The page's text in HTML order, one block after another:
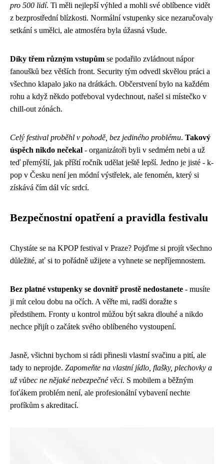
pro 500 lidí. Ti měli nejlepší výhled a mohli své oblíbence vidět
z bezprostřední blízkosti. Normální vstupenky sice nezaručovaly
setkání s umělci, ale atmosféra byla úžasná všude.
Díky třem různým vstupům se podařilo zvládnout nápor
fanoušků bez větších front. Security tým odvedl skvělou práci a
všechno klapalo jako na drátkách. Občerstvení bylo na každém
rohu a když někdo potřeboval vydechnout, našel si místečko v
chill-out zónách.
Celý festival proběhl v pohodě, bez jediného problému. Takový
úspěch nikdo nečekal - organizátoři byli v sedmém nebi a už
teď přemýšlí, jak příští ročník udělat ještě lepší. Jedno je jisté - k-
pop v Česku není jen módní výstřelek, ale fenomén, který si
získává čím dál víc srdcí.
Bezpečnostní opatření a pravidla festivalu
Chystáte se na KPOP festival v Praze? Pojďme si projít všechno
důležité, ať si to pořádně užijete a vyhnete se nepříjemnostem.
Bez platné vstupenky se dovnitř prostě nedostanete - musíte
ji mít celou dobu na očích. A věřte mi, radši doražte s
předstihem. Fronty u kontrol můžou být sakra dlouhé a nikdo
nechce přijít o začátek svého oblíbeného vystoupení.
Jasně, všichni bychom si rádi přinesli vlastní svačinu a pití, ale
tady to neprojde. Zapomeňte na vlastní jídlo, flašky, plechovky a
už vůbec ne nějaké nebezpečné věci. S mobilem a běžným
foťákem problém není, ale profesionální vybavení nechte
profíkům s akreditací.